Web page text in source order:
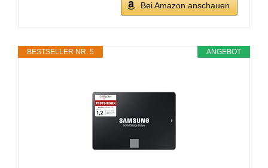
Bei Amazon anschauen
ANGEBOT
BESTSELLER NR. 5